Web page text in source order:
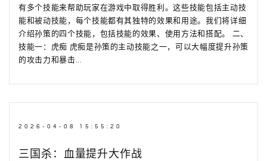
有多个技能来帮助玩家在游戏中取得胜利。这些技能包括主动技
能和被动技能，每个技能都有其独特的效果和用途。我们将详细
介绍孙策的四个技能，包括技能的效果、使用方法和搭配。 二、
技能一：虎痴 虎痴是孙策的主动技能之一，可以大幅度提升孙策
的攻击力和暴击...
2026-04-08 15:55:20
三国杀：血量提升大作战